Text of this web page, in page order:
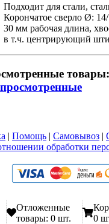
Подходит для стали,
Корончатое сверло Ø:
30 мм рабочая длина,
в т.ч. центрирующий
| Помощь | Самовывоз |
обработки
Отложенные
товары: 0 шт.
0